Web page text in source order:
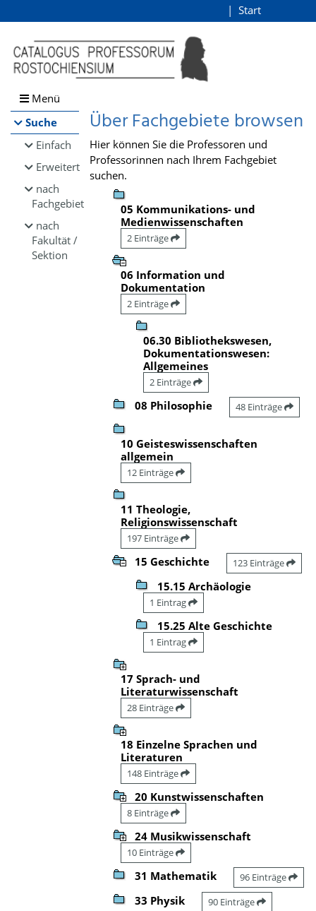
Browsen
direkt zum Inhalt
Start
Menü
Suche
Einfach
Erweitert
nach
Fachgebiet
nach
Fakultät /
Sektion
Über Fachgebiete browsen
Hier können Sie die Professoren und
Professorinnen nach Ihrem Fachgebiet
suchen.
05 Kommunikations- und
Medienwissenschaften
2 Einträge
06 Information und
Dokumentation
2 Einträge
06.30 Bibliothekswesen,
Dokumentationswesen:
Allgemeines
2 Einträge
08 Philosophie 48 Einträge
10 Geisteswissenschaften
allgemein
12 Einträge
11 Theologie,
Religionswissenschaft
197 Einträge
15 Geschichte 123 Einträge
15.15 Archäologie
1 Eintrag
15.25 Alte Geschichte
1 Eintrag
17 Sprach- und
Literaturwissenschaft
28 Einträge
18 Einzelne Sprachen und
Literaturen
148 Einträge
20 Kunstwissenschaften
8 Einträge
24 Musikwissenschaft
10 Einträge
31 Mathematik 96 Einträge
33 Physik 90 Einträge